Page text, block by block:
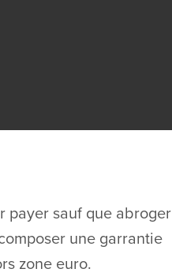
payer sauf que abroger
une garrantie
zone euro.